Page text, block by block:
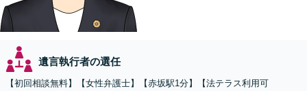
遺言執行者の選任
【初回相談無料】【女性弁護士】【赤坂駅1分】【法テラス利用可